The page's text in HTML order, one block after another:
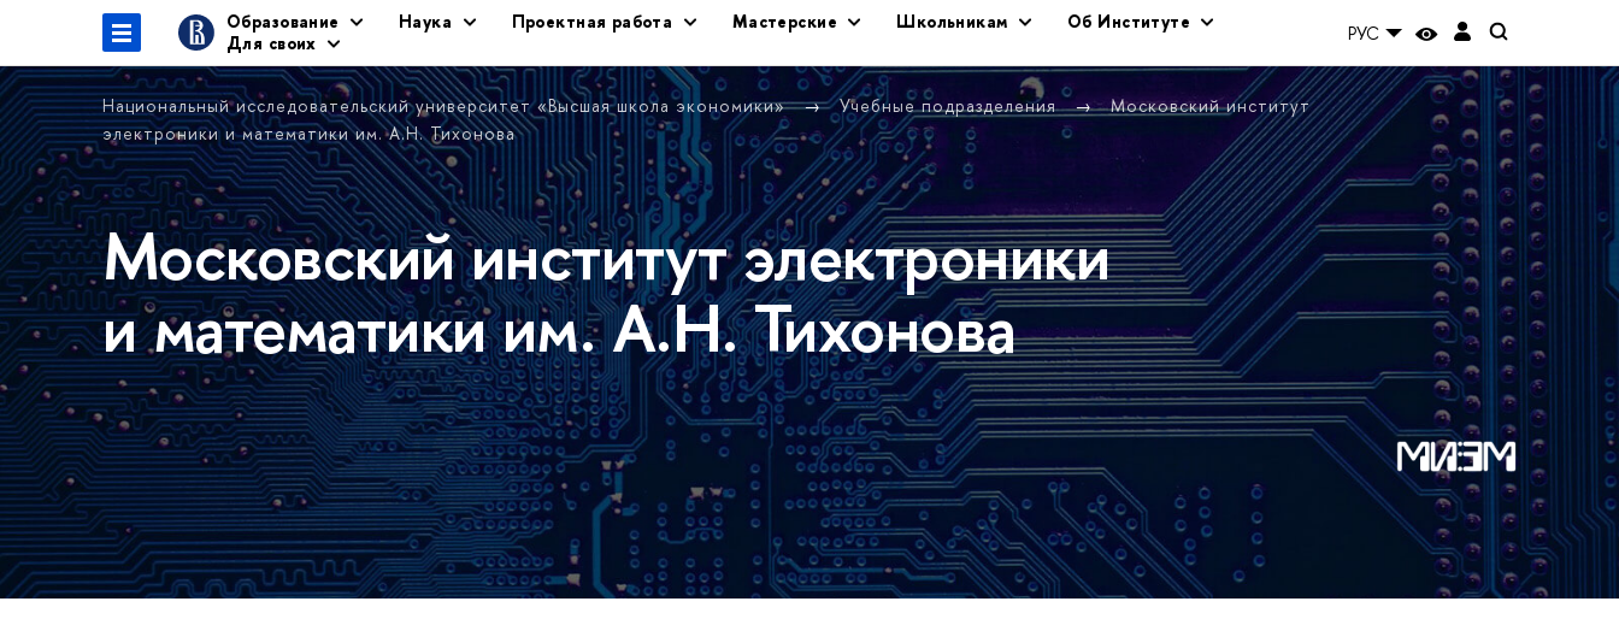
Образование Наука Проектная работа Мастерские Школьникам
Об Институте
Для своих
РУС
Национальный исследовательский университет «Высшая школа экономики» Учебные подразделения
Московский институт
электроники и математики им. А.Н. Тихонова
Московский институт электроники
и математики им. А.Н. Тихонова